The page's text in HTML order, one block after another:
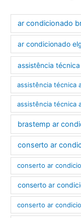
ar condicionado
ar condicionado
assistência
assistência técnica
assistência técnica
brastemp ar
conserto ar
conserto ar
conserto ar
conserto ar